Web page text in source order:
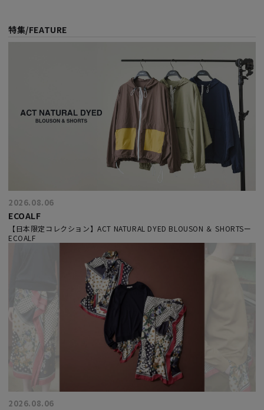
特集/FEATURE
2026.08.06
ECOALF
【日本限定コレクション】ACT NATURAL DYED BLOUSON ＆ SHORTSー
ECOALF
2026.08.06